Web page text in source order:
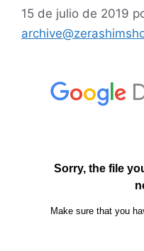
15 de julio de 2019